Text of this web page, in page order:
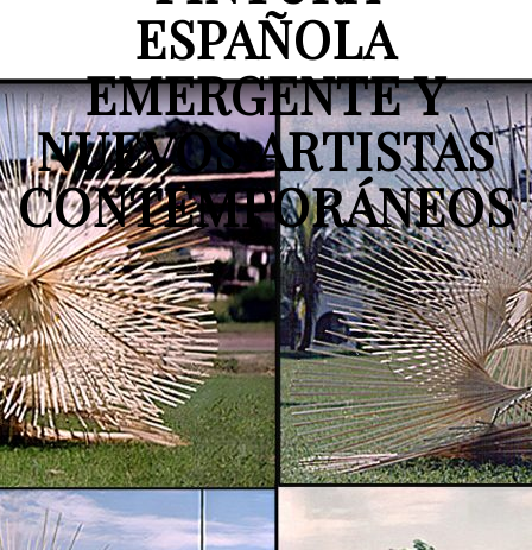
ESPAÑOLA
EMERGENTE Y
NUEVOS ARTISTAS
CONTEMPORÁNEOS